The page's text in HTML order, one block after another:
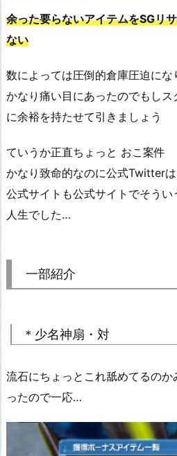
余った要らないアイテムをSGリ
ない
数によっては圧倒的倉庫圧迫にな
かなり痛い目にあったのでもし
に余裕を持たせて引きましょう
ていうか正直ちょっと おこ案件
かなり致命的なのに公式Twitter
公式サイトも公式サイトでそう
人生でした…
一部紹介
＊少名神扇・対
流石にちょっとこれ舐めてるの
ったので一応…